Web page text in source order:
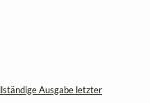
Ausgabe letzter